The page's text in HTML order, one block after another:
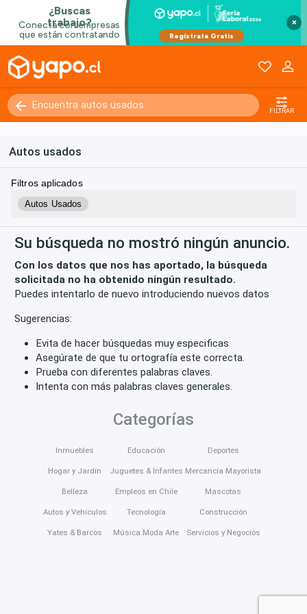
×
FILTRAR
Autos usados
Filtros aplicados
Autos Usados
Su búsqueda no mostró ningún anuncio.
Con los datos que nos has aportado, la búsqueda
solicitada no ha obtenido ningún resultado.
Puedes intentarlo de nuevo introduciendo nuevos datos
Sugerencias:
Evita de hacer búsquedas muy especificas
Asegúrate de que tu ortografía este correcta.
Prueba con diferentes palabras claves.
Intenta con más palabras claves generales.
Categorías
Inmuebles
Hogar y Jardín
Belleza
Autos y Vehículos
Yates & Barcos
Educación
Juguetes & Infantes
Empleos en Chile
Tecnología
Música Moda Arte
Deportes
Mercancía Mayorista
Mascotas
Construcción
Servicios y Negocios
Kilómetros 0 - 250000+